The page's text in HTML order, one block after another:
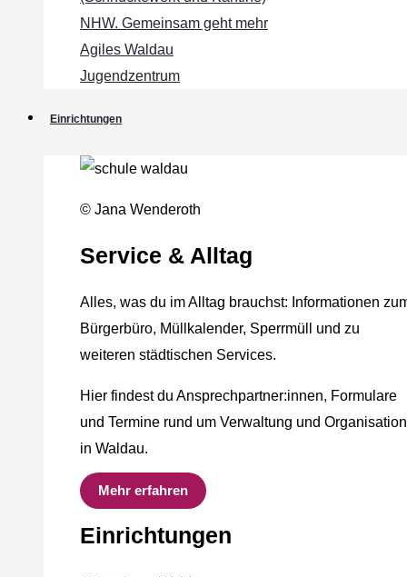
NHW. Gemeinsam geht mehr
Agiles Waldau
Jugendzentrum
Einrichtungen
© Jana Wenderoth
Service & Alltag
Alles, was du im Alltag brauchst: Informationen
Bürgerbüro, Müllkalender, Sperrmüll und zu
weiteren städtischen Services.
Hier findest du Ansprechpartner:innen, Formulare
und Termine rund um Verwaltung und Organisation
in Waldau.
Mehr erfahren
Einrichtungen